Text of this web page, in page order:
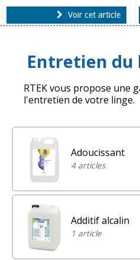
Voir cet article
Entretien du
RTEK vous propose une
l'entretien de votre linge.
Adoucissant
4 articles
Additif alcalin
1 article